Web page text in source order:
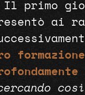
Il primo
ai